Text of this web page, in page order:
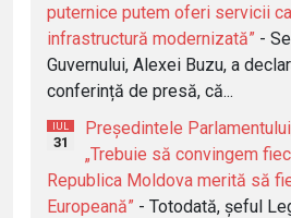
puternice putem oferi servicii
infrastructură modernizată” -
Guvernului, Alexei Buzu, a
conferință de presă, că...
IUL
31
Președintele
„Trebuie să convingem
Republica Moldova merită să
Europeană” - Totodată, șeful